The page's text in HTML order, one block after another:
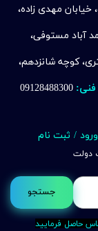
جستجو
خیابان مهدی زاده،
آباد مستوفی،
کوچه شانزدهم،
فنی:
دولت
ورود / ثبت نام
حاصل فرمایید